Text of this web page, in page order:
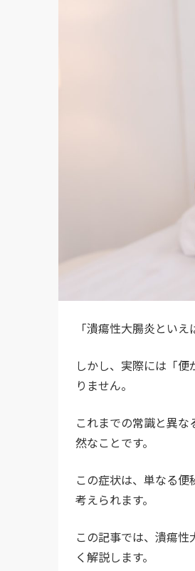
「潰瘍性大腸炎とい
しかし、実際には「
りません。
これまでの常識と異
然なことです。
この症状は、単なる
考えられます。
この記事では、潰瘍
く解説します。